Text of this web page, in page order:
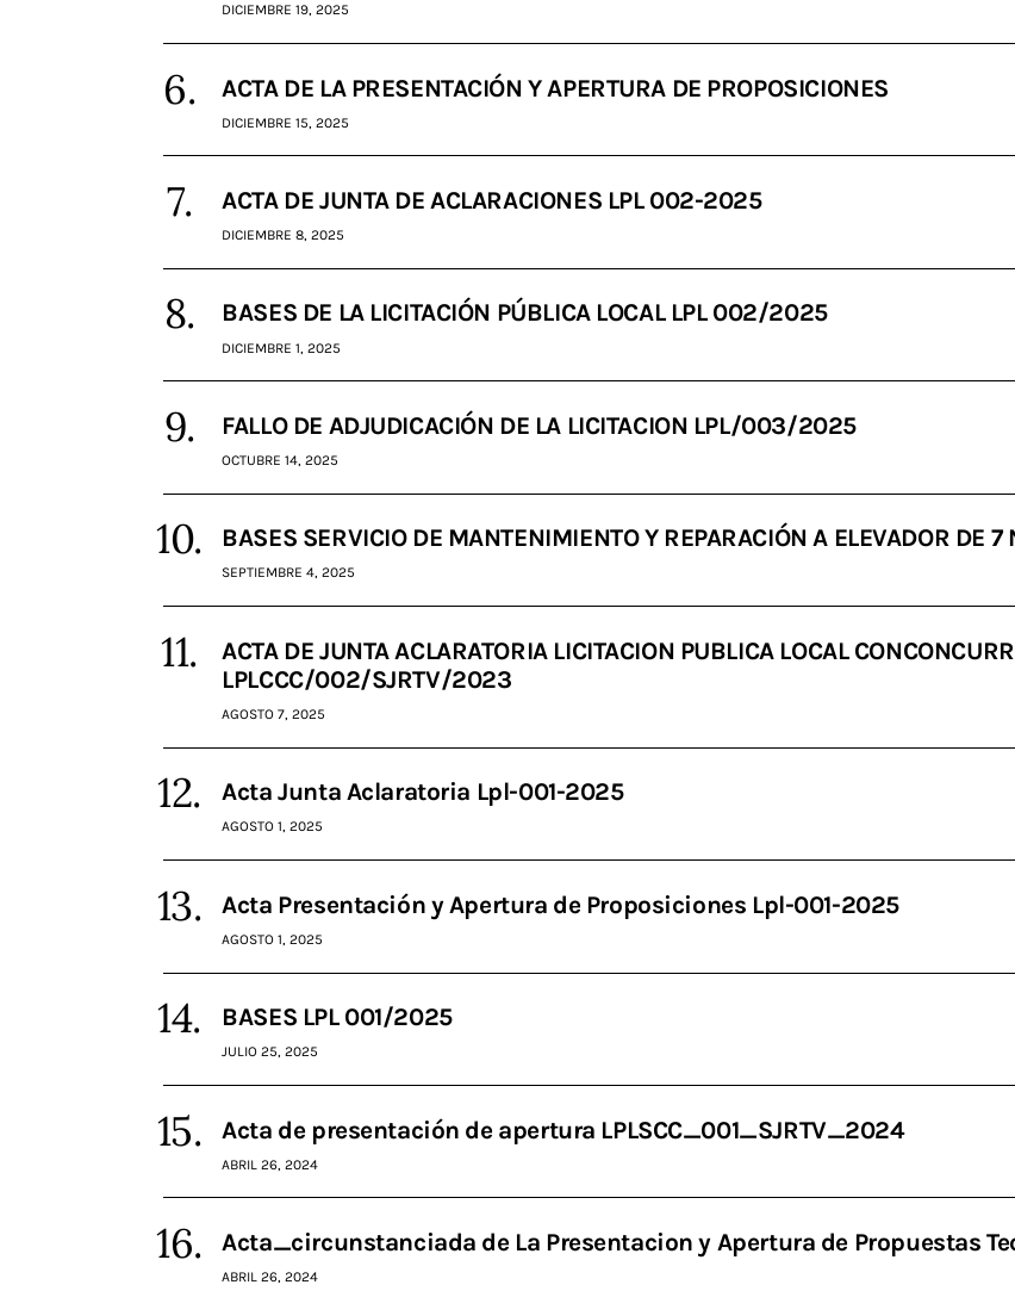
DICIEMBRE 19, 2025
ACTA DE LA PRESENTACIÓN Y APERTURA DE PROPOSICIONES
DICIEMBRE 15, 2025
ACTA DE JUNTA DE ACLARACIONES LPL 002-2025
DICIEMBRE 8, 2025
BASES DE LA LICITACIÓN PÚBLICA LOCAL LPL 002/2025
DICIEMBRE 1, 2025
FALLO DE ADJUDICACIÓN DE LA LICITACION LPL/003/2025
OCTUBRE 14, 2025
BASES SERVICIO DE MANTENIMIENTO Y REPARACIÓN A ELEVADOR DE 7
SEPTIEMBRE 4, 2025
ACTA DE JUNTA ACLARATORIA LICITACION PUBLICA LOCAL
LPLCCC/002/SJRTV/2023
AGOSTO 7, 2025
Acta Junta Aclaratoria Lpl-001-2025
AGOSTO 1, 2025
Acta Presentación y Apertura de Proposiciones Lpl-001-2025
AGOSTO 1, 2025
BASES LPL 001/2025
JULIO 25, 2025
Acta de presentación de apertura LPLSCC_001_SJRTV_2024
ABRIL 26, 2024
Acta_circunstanciada de La Presentacion y Apertura de Propuestas
ABRIL 26, 2024